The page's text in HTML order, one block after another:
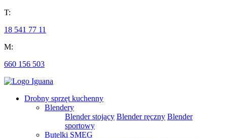
T:
18 541 77 11
M:
660 156 503
Drobny sprzęt kuchenny
Blendery
Blender stojący Blender ręczny Blender
sportowy
Butelki SMEG